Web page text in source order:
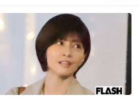
常識のないヤツも